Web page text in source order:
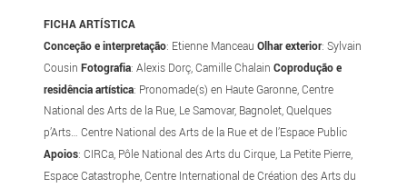
FICHA ARTÍSTICA
Conceção e interpretação: Etienne ManceauOlhar exterior: Sylvain
CousinFotografia: Alexis Dorç, Camille ChalainCoprodução e
residência artística: Pronomade(s) en Haute Garonne, Centre
National des Arts de la Rue, Le Samovar, Bagnolet, Quelques
p’Arts… Centre National des Arts de la Rue et de l’Espace Public
Apoios: CIRCa, Pôle National des Arts du Cirque, La Petite Pierre,
Espace Catastrophe, Centre International de Création des Arts du